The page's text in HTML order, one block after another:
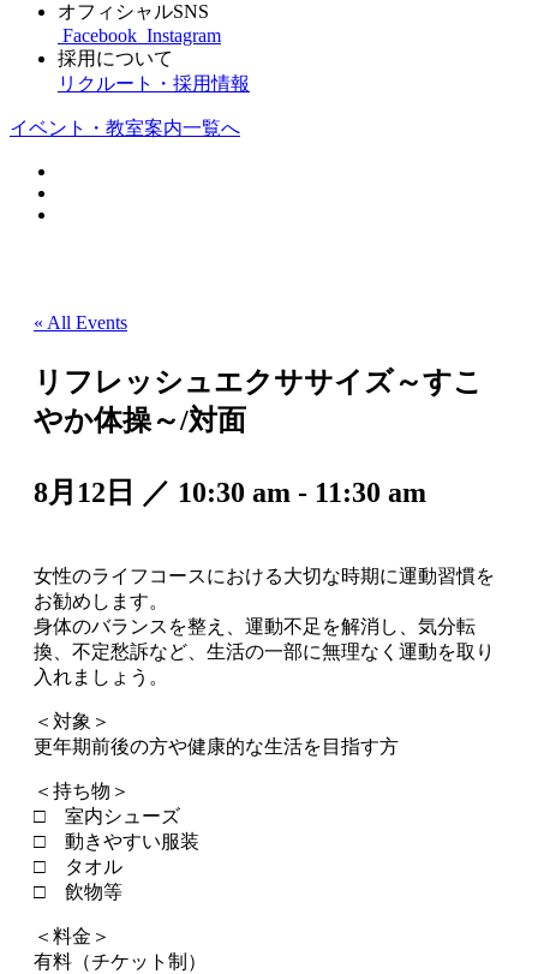
オフィシャルSNS
Facebook Instagram
採用について
リクルート・採用情報
イベント・教室案内一覧へ
« All Events
リフレッシュエクササイズ～すこ
やか体操～/対面
8月12日 ／ 10:30 am - 11:30 am
女性のライフコースにおける大切な時期に運動習慣を
お勧めします。
身体のバランスを整え、運動不足を解消し、気分転
換、不定愁訴など、生活の一部に無理なく運動を取り
入れましょう。
＜対象＞
更年期前後の方や健康的な生活を目指す方
＜持ち物＞
□ 室内シューズ
□ 動きやすい服装
□ タオル
□ 飲物等
＜料金＞
有料（チケット制）